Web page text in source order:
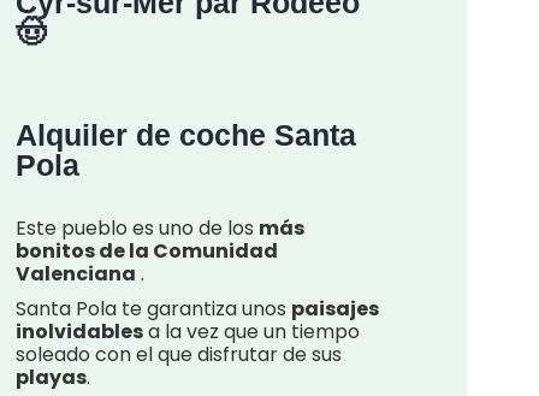
🤠
Alquiler de coche Santa
Pola
Este pueblo es uno de los más
bonitos de la Comunidad
Valenciana .
Santa Pola te garantiza unos paisajes
inolvidablesa la vez que un tiempo
soleado con el que disfrutar de sus
playas.